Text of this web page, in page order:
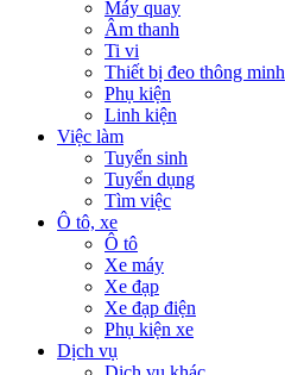
Máy quay
Âm thanh
Ti vi
Thiết bị đeo thông minh
Phụ kiện
Linh kiện
Việc làm
Tuyển sinh
Tuyển dụng
Tìm việc
Ô tô, xe
Ô tô
Xe máy
Xe đạp
Xe đạp điện
Phụ kiện xe
Dịch vụ